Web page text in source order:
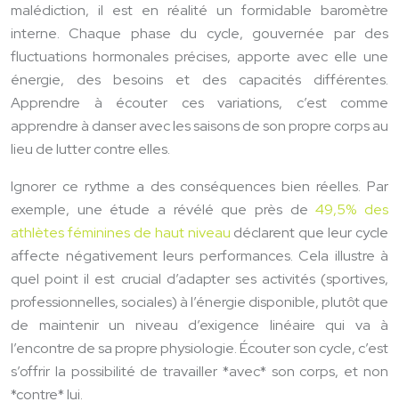
malédiction, il est en réalité un formidable baromètre
interne. Chaque phase du cycle, gouvernée par des
fluctuations hormonales précises, apporte avec elle une
énergie, des besoins et des capacités différentes.
Apprendre à écouter ces variations, c’est comme
apprendre à danser avec les saisons de son propre corps au
lieu de lutter contre elles.
Ignorer ce rythme a des conséquences bien réelles. Par
exemple, une étude a révélé que près de49,5% des
athlètes féminines de haut niveau déclarent que leur cycle
affecte négativement leurs performances. Cela illustre à
quel point il est crucial d’adapter ses activités (sportives,
professionnelles, sociales) à l’énergie disponible, plutôt que
de maintenir un niveau d’exigence linéaire qui va à
l’encontre de sa propre physiologie. Écouter son cycle, c’est
s’offrir la possibilité de travailler *avec* son corps, et non
*contre* lui.